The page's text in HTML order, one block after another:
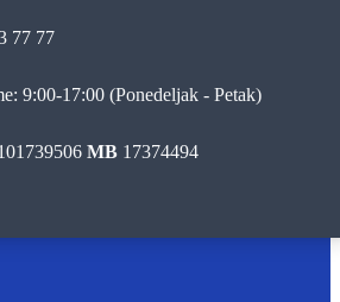
77 77
9:00-17:00 (Ponedeljak - Petak)
MB 17374494